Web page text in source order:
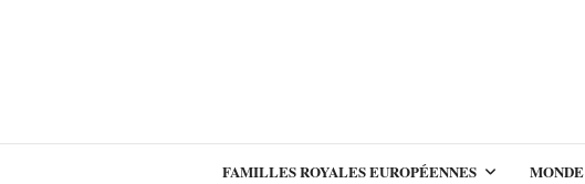
FAMILLES ROYALES EUROPÉENNES MONDE